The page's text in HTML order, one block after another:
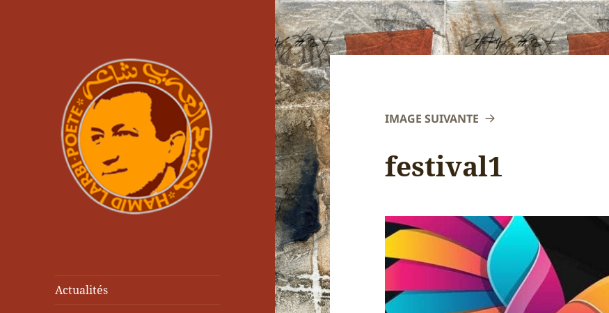
Actualités
IMAGE SUIVANTE
festival1